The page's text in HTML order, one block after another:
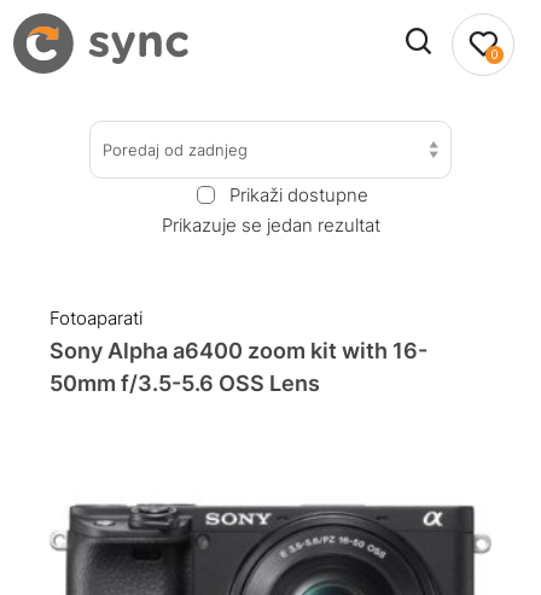
0
Poredaj od zadnjeg
Prikaži dostupne
Prikazuje se jedan rezultat
Fotoaparati
Sony Alpha a6400 zoom kit with 16-
50mm f/3.5-5.6 OSS Lens